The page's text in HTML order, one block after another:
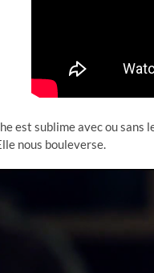
est sublime avec ou sans
nous bouleverse.